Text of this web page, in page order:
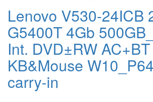
Lenovo V530-24ICB
G5400T 4Gb
Int. DVD±RW
KB&Mouse
carry-in